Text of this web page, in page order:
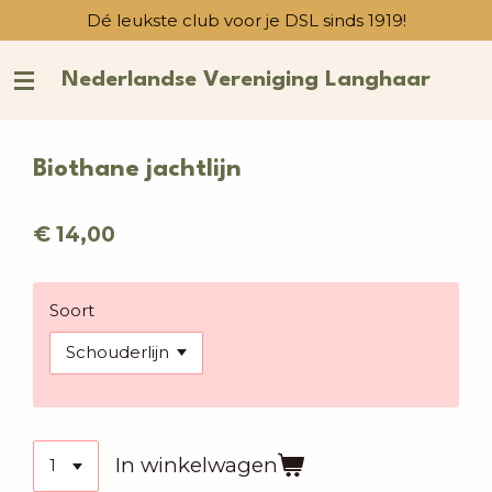
direct
naar
de
Dé leukste club voor je DSL sinds 1919!
Nederlandse Vereniging Langhaar
Biothane jachtlijn
€ 14,00
Soort
In winkelwagen